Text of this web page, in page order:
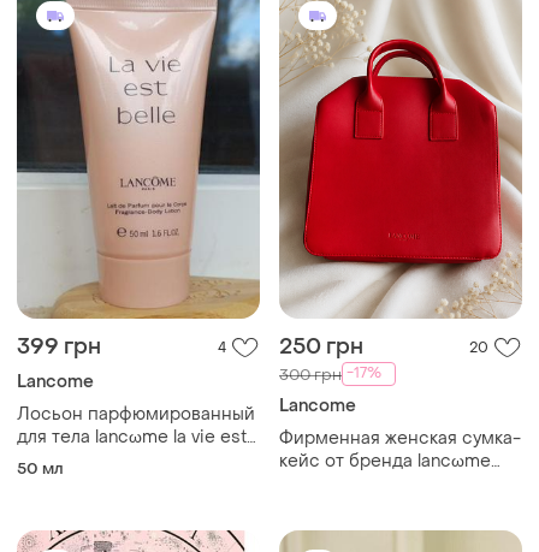
399 грн 4
Lancome
Лосьон парфюмированный
для тела lancωme la vie est
belle paris, 50 мл
50 мл
250 грн 20
300 грн -17%
Lancome
Фирменная женская сумка-
кейс от бренда lancωme